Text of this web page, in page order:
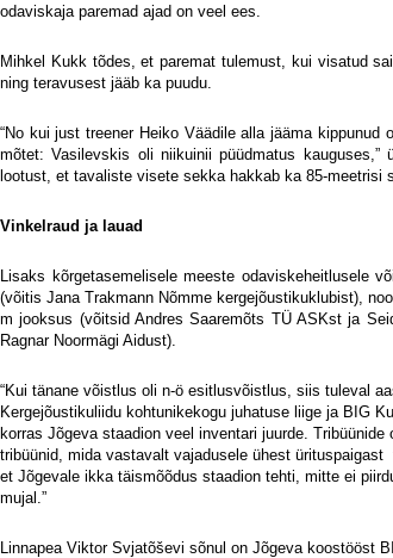
odaviskaja paremad ajad on veel ees.
Mihkel Kukk tõdes, et paremat tulemust, kui visatud
ning teravusest jääb ka puudu.
“No kui just treener Heiko Väädile alla jääma
mõtet: Vasilevskis oli niikuinii püüdmatus
lootust, et tavaliste visete sekka hakkab ka 85-meetrisi
Vinkelraud ja lauad
Lisaks kõrgetasemelisele meeste odaviskeheitlusele
(võitis Jana Trakmann Nõmme kergejõustikuklubist),
m jooksus (võitsid Andres Saaremõts TÜ ASKst ja
Ragnar Noormägi Aidust).
“Kui tänane võistlus oli n-ö esitlusvõistlus, siis tuleval
Kergejõustikuliidu kohtunikekogu juhatuse liige ja BIG
korras Jõgeva staadion veel inventari juurde.
tribüünid, mida vastavalt vajadusele ühest
et Jõgevale ikka täismõõdus staadion tehti, mitte ei
mujal.”
Linnapea Viktor Svjatõševi sõnul on Jõgeva koostööst